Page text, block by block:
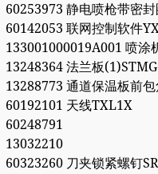
60253973 静电喷枪带密
60142053 联网控制软件
133001000019A001 喷涂
13248364 法兰板
13288773 通道保温板前
60192101 天线TXL1X
60248791
13032210
60323260 刀夹锁紧螺钉